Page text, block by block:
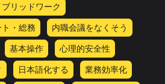
リッドワーク
・総務 内職会議をなくそう
基本操作 心理的安全性
日本語化する 業務効率化